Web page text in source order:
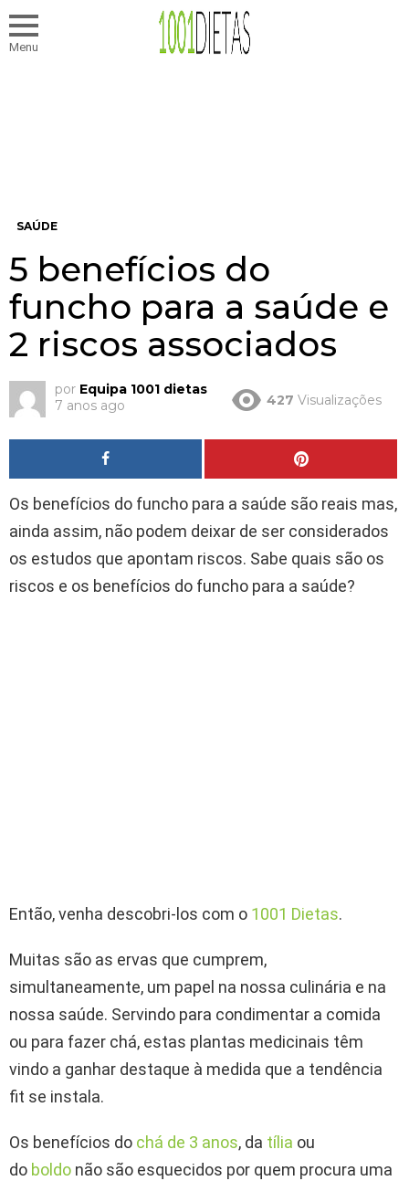
Menu
SAÚDE
5 benefícios do
funcho para a saúde e
2 riscos associados
por Equipa 1001 dietas
7 anos ago
427 Visualizações
Os benefícios do funcho para a saúde são reais mas,
ainda assim, não podem deixar de ser considerados
os estudos que apontam riscos. Sabe quais são os
riscos e os benefícios do funcho para a saúde?
Então, venha descobri-los com o 1001 Dietas.
Muitas são as ervas que cumprem,
simultaneamente, um papel na nossa culinária e na
nossa saúde. Servindo para condimentar a comida
ou para fazer chá, estas plantas medicinais têm
vindo a ganhar destaque à medida que a tendência
fit se instala.
Os benefícios do chá de 3 anos, da tília ou
do boldo não são esquecidos por quem procura uma